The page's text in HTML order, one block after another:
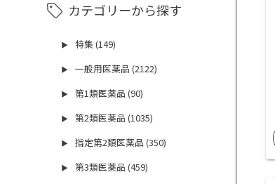
カテゴリーから探す
▶ 特集 (149)
▶ 一般用医薬品 (2122)
▶ 第1類医薬品 (90)
▶ 第2類医薬品 (1035)
▶ 指定第2類医薬品 (350)
▶ 第3類医薬品 (459)